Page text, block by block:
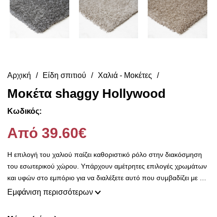
Αρχική Είδη σπιτιού Χαλιά - Μοκέτες
Μοκέτα shaggy Hollywood
Κωδικός:
Από 39.60€
Η επιλογή του χαλιού παίζει καθοριστικό ρόλο στην διακόσμηση
του εσωτερικού χώρου. Υπάρχουν αμέτρητες επιλογές χρωμάτων
και υφών στο εμπόριο για να διαλέξετε αυτό που συμβαδίζει με το
γούστο σας. Στο Decorama Home, διατίθενται επιλεγμένα σχέδια
Εμφάνιση περισσότερων